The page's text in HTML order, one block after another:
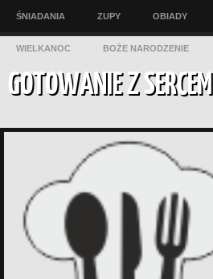
ŚNIADANIA ZUPY OBIADY
WIELKANOC BOŻE NARODZENIE
GOTOWANIE Z SERCEM